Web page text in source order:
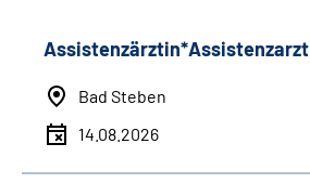
Assistenzärztin*Assistenzarzt
Bad Steben
14.08.2026